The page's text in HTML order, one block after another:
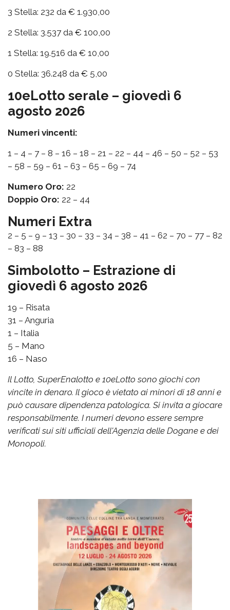
3 Stella: 232 da € 1.930,00
2 Stella: 3.537 da € 100,00
1 Stella: 19.516 da € 10,00
0 Stella: 36.248 da € 5,00
10eLotto serale – giovedì 6
agosto 2026
Numeri vincenti:
1 – 4 – 7 – 8 – 16 – 18 – 21 – 22 – 44 – 46 – 50 – 52 – 53
– 58 – 59 – 61 – 63 – 65 – 69 – 74
Numero Oro: 22
Doppio Oro: 22 – 44
Numeri Extra
2 – 5 – 9 – 13 – 30 – 33 – 34 – 38 – 41 – 62 – 70 – 77 – 82
– 83 – 88
Simbolotto – Estrazione di
giovedì 6 agosto 2026
19 – Risata
31 – Anguria
1 – Italia
5 – Mano
16 – Naso
Il Lotto, SuperEnalotto e 10eLotto sono giochi con
vincite in denaro. Il gioco è vietato ai minori di 18 anni e
può causare dipendenza patologica. Si invita a giocare
responsabilmente. I numeri devono essere sempre
verificati sui siti ufficiali dell'Agenzia delle Dogane e dei
Monopoli.